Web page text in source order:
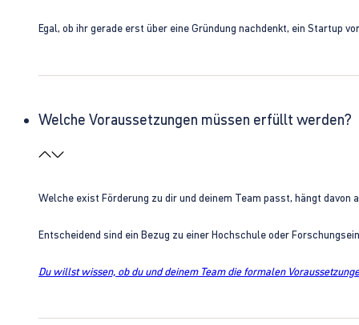
Egal, ob ihr gerade erst über eine Gründung nachdenkt, ein Startup
Welche Voraussetzungen müssen erfüllt werden?
Welche exist Förderung zu dir und deinem Team passt, hängt
Entscheidend sind ein Bezug zu einer Hochschule oder
Du willst wissen, ob du und deinem Team die formalen